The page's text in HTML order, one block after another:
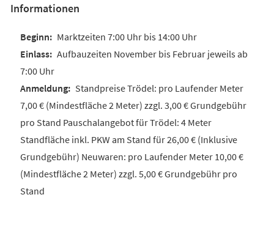
Informationen
Marktzeiten 7:00 Uhr bis 14:00 Uhr
Aufbauzeiten November bis Februar jeweils ab
7:00 Uhr
Standpreise Trödel: pro Laufender Meter
7,00 € (Mindestfläche 2 Meter) zzgl. 3,00 € Grundgebühr
pro Stand Pauschalangebot für Trödel: 4 Meter
Standfläche inkl. PKW am Stand für 26,00 € (Inklusive
Grundgebühr) Neuwaren: pro Laufender Meter 10,00 €
(Mindestfläche 2 Meter) zzgl. 5,00 € Grundgebühr pro
Stand